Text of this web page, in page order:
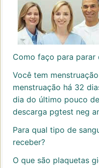
Como faço para parar
Você tem
menstruação há 32
dia do último pouco
descarga pgtest neg
Para qual tipo de
receber?
O que são plaquetas